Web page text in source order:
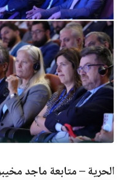
الحرية – متابعة ماجد